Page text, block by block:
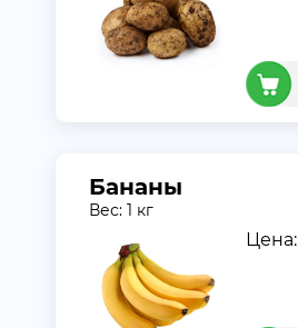
Бананы
Вес: 1 кг
Цена: